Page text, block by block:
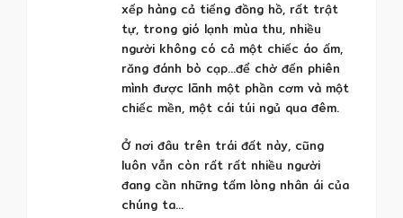
xếp hàng cả tiếng đồng hồ, rất trật
tự, trong gió lạnh mùa thu, nhiều
người không có cả một chiếc áo ấm,
răng đánh bò cạp…để chờ đến phiên
mình được lãnh một phần cơm và một
chiếc mền, một cái túi ngủ qua đêm.
Ở nơi đâu trên trái đất này, cũng
luôn vẫn còn rất rất nhiều người
đang cần những tấm lòng nhân ái của
chúng ta…